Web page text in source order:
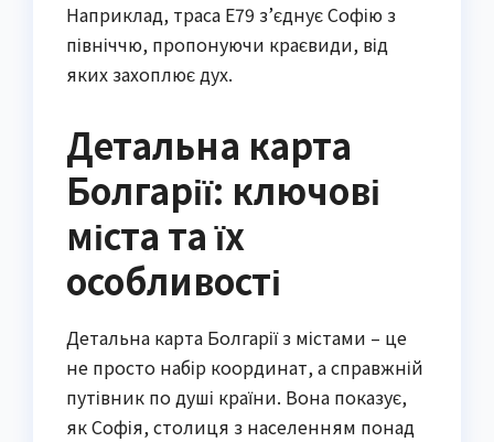
Наприклад, траса E79 з’єднує Софію з
північчю, пропонуючи краєвиди, від
яких захоплює дух.
Детальна карта
Болгарії: ключові
міста та їх
особливості
Детальна карта Болгарії з містами – це
не просто набір координат, а справжній
путівник по душі країни. Вона показує,
як Софія, столиця з населенням понад